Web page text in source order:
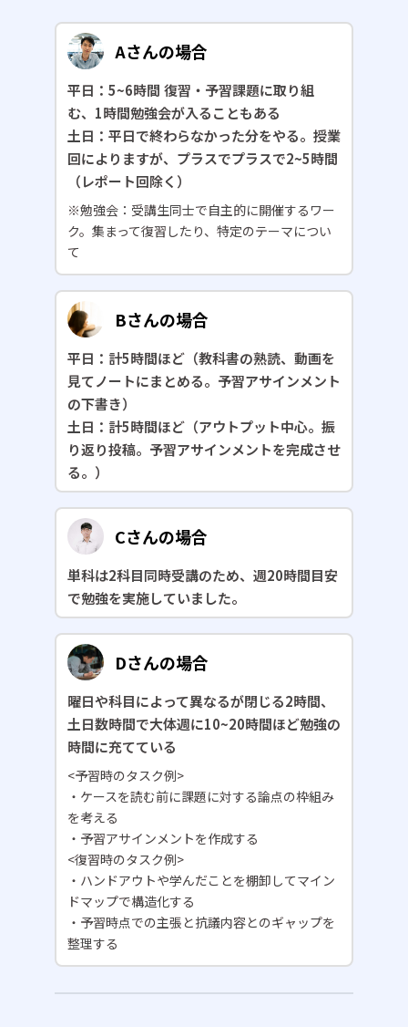
Aさんの場合
平日：5~6時間 復習・予習課題に取り組
む、1時間勉強会が入ることもある
土日：平日で終わらなかった分をやる。授業
回によりますが、プラスでプラスで2~5時間
（レポート回除く）
※勉強会：受講生同士で自主的に開催するワー
ク。集まって復習したり、特定のテーマについ
て
Bさんの場合
平日：計5時間ほど（教科書の熟読、動画を
見てノートにまとめる。予習アサインメント
の下書き）
土日：計5時間ほど（アウトプット中心。振
り返り投稿。予習アサインメントを完成させ
る。）
Cさんの場合
単科は2科目同時受講のため、週20時間目安
で勉強を実施していました。
Dさんの場合
曜日や科目によって異なるが閉じる2時間、
土日数時間で大体週に10~20時間ほど勉強の
時間に充てている
<予習時のタスク例>
・ケースを読む前に課題に対する論点の枠組み
を考える
・予習アサインメントを作成する
<復習時のタスク例>
・ハンドアウトや学んだことを棚卸してマイン
ドマップで構造化する
・予習時点での主張と抗議内容とのギャップを
整理する